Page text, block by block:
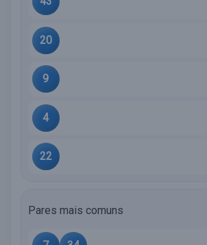
20
9
4
22
Pares mais comuns